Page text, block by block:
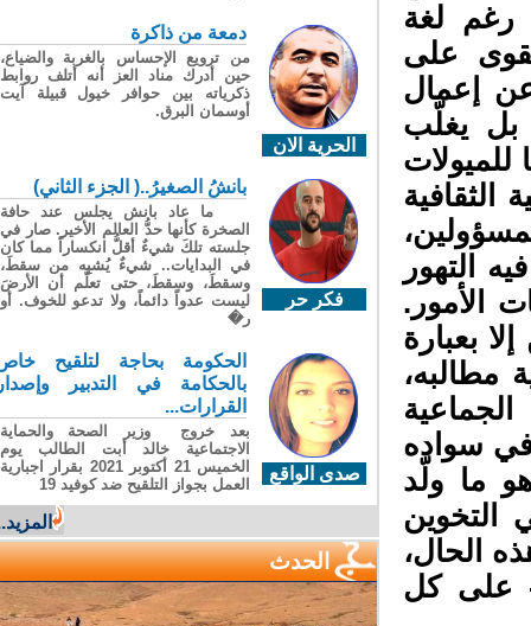
لغة
على
إعمال
يغلّب
التهور
الأمور.
بعبارة
سواده
ما ولّد
الحال،
على كل
الحرية الان
دمعة من ذاكرة
من ترويع الإحساس بالغربة والضياع،
حين أدرك مناد العز أنه أتلف روابط
ذكرياته بين حوافر خيول قبيلة آيت
أوسمان البرق.
فكر حر
بانشُ الصغيرُ..( الجزء الثاني)
ما عاد بانش يجلس عند حافة
الصخرة كأنها حدُّ العالم الأخير. صار في
جلسته تلكَ شيءٌ أقلُّ انكساراً مما كان
في البدايات.. شيءٌ يُشبِه من سقطَ،
وسقطَ، وسقطَ، حتى تعلّم أن الأرضَ
ليست عدواً دائماً، ولا تدعو للخوف. أو
ر�
صدى الواقع
الحكومة بحاجة لتلقيح خاص
بالحكامة في التدبير وإصدار
القرارات...
بعد خروج وزير الصحة والحماية
الاجتماعية خالد أبت الطالب يوم
الخميس 21 أكتوبر 2021 بقرار اجبارية
العمل بجواز التلقيح ضد كوفيد 19
المزيد...
الحدث